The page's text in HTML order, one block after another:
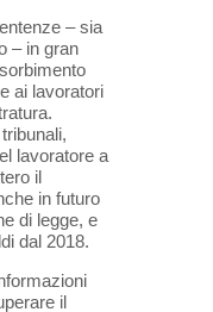
– sia
– in gran
ai lavoratori
lavoratore a
il
in futuro
di legge, e
dal 2018.
il